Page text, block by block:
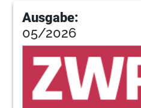
Ausgabe:
05/2026